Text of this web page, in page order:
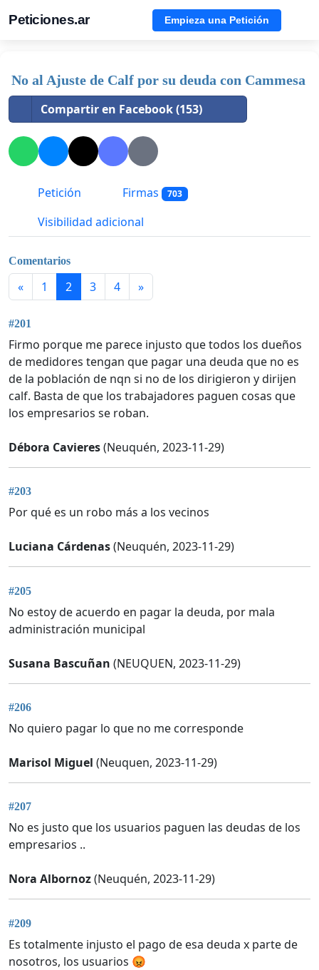
Peticiones.ar Empieza una Petición
No al Ajuste de Calf por su deuda con Cammesa
Compartir en Facebook (153)
Petición Firmas 703
Visibilidad adicional
Comentarios
« 1 2 3 4 »
#201
Firmo porque me parece injusto que todos los dueños
de medidores tengan que pagar una deuda que no es
de la población de nqn si no de los dirigieron y dirijen
calf. Basta de que los trabajadores paguen cosas que
los empresarios se roban.
Débora Cavieres(Neuquén, 2023-11-29)
#203
Por qué es un robo más a los vecinos
Luciana Cárdenas(Neuquén, 2023-11-29)
#205
No estoy de acuerdo en pagar la deuda, por mala
administración municipal
Susana Bascuñan (NEUQUEN, 2023-11-29)
#206
No quiero pagar lo que no me corresponde
Marisol Miguel (Neuquen, 2023-11-29)
#207
No es justo que los usuarios paguen las deudas de los
empresarios ..
Nora Albornoz(Neuquén, 2023-11-29)
#209
Es totalmente injusto el pago de esa deuda x parte de
nosotros, los usuarios 😡